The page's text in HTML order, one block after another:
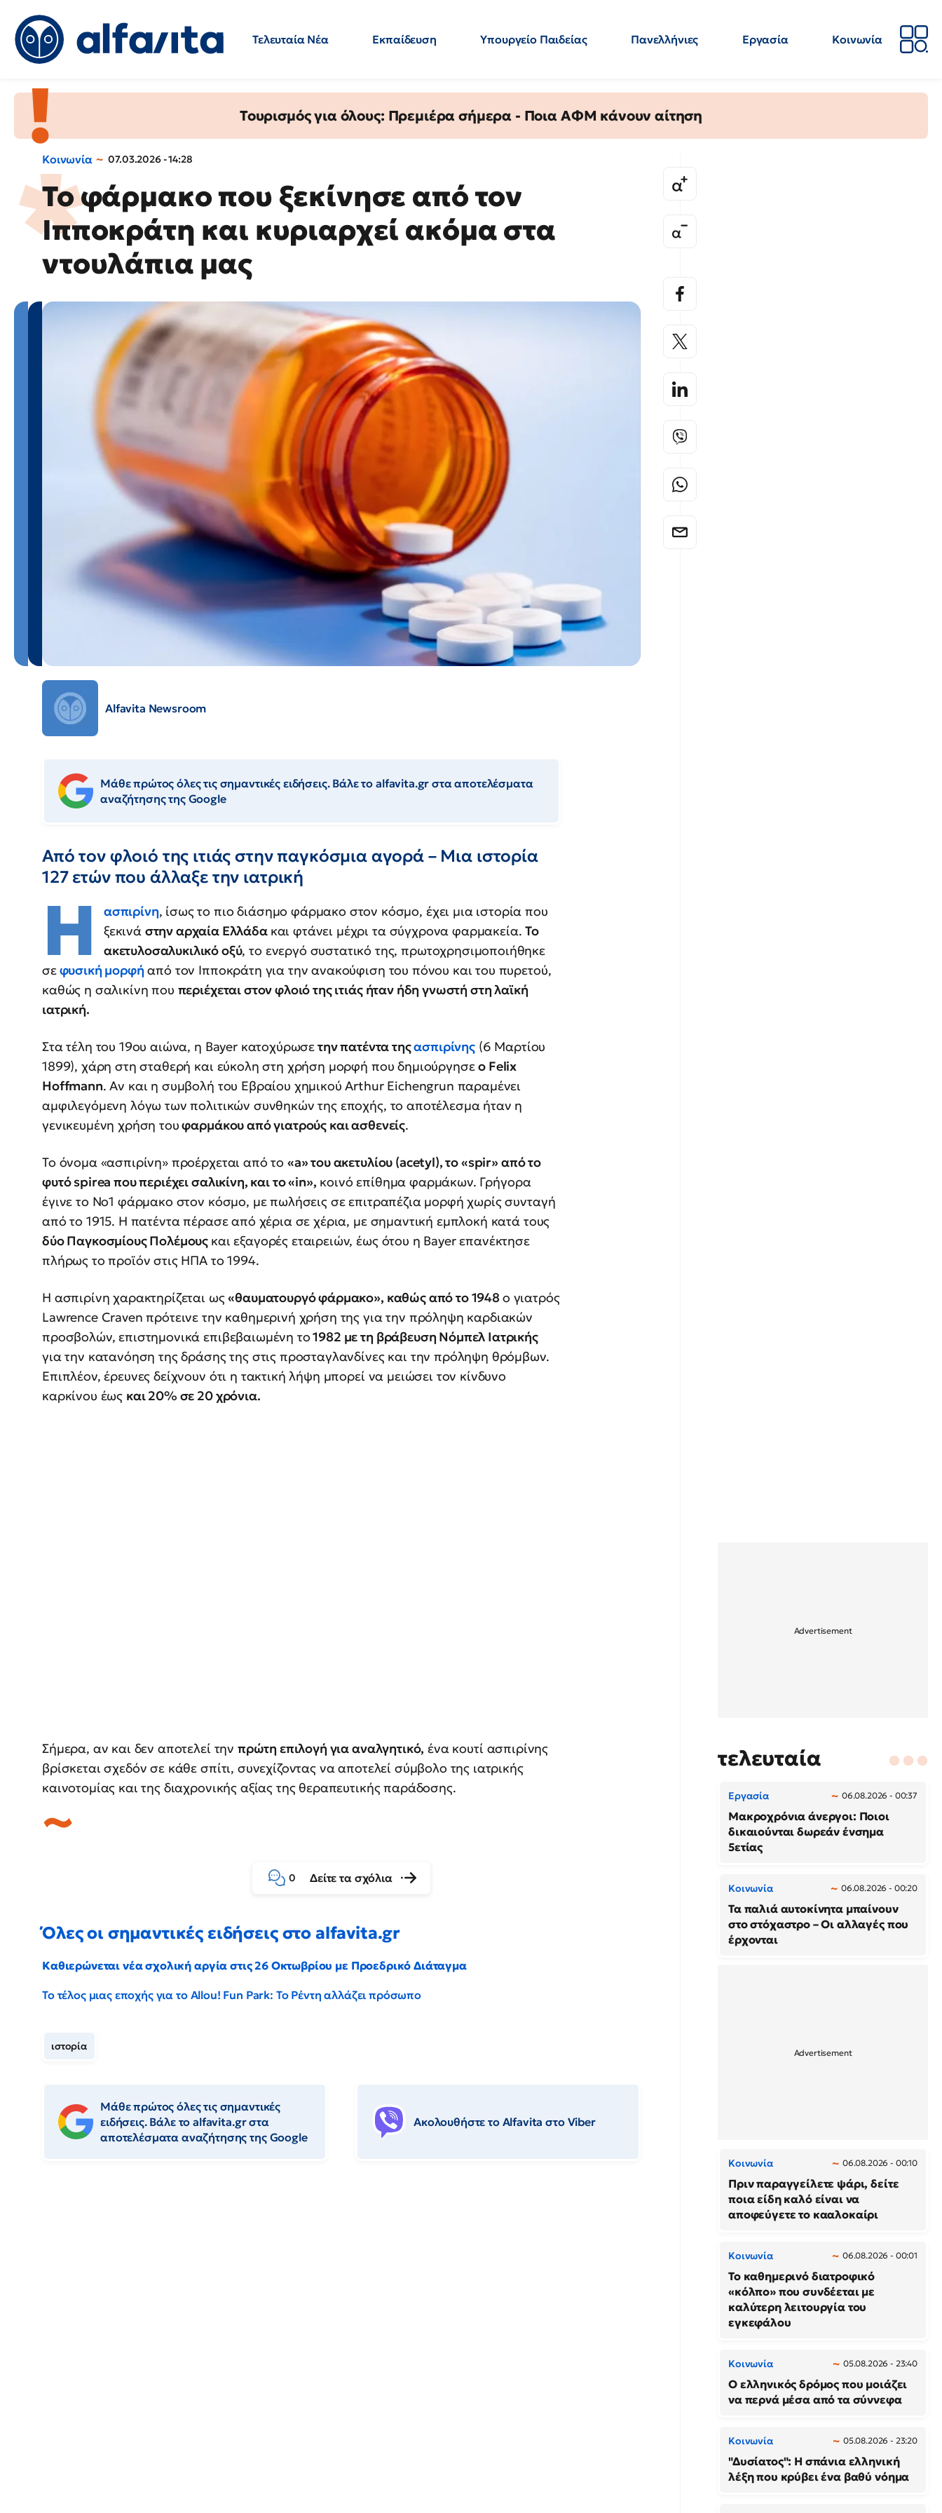
Τελευταία Νέα Εκπαίδευση Υπουργείο Παιδείας Πανελλήνιες Εργασία
Κοινωνία
Τουρισμός για όλους: Πρεμιέρα σήμερα - Ποια ΑΦΜ κάνουν αίτηση
Κοινωνία 07.03.2026 - 14:28
Το φάρμακο που ξεκίνησε από τον
Ιπποκράτη και κυριαρχεί ακόμα στα
ντουλάπια μας
Alfavita Newsroom
Μάθε πρώτος όλες τις σημαντικές ειδήσεις. Βάλε το alfavita.gr στα αποτελέσματα
αναζήτησης της Google
Από τον φλοιό της ιτιάς στην παγκόσμια αγορά – Μια ιστορία
127 ετών που άλλαξε την ιατρική
Η ασπιρίνη, ίσως το πιο διάσημο φάρμακο στον κόσμο, έχει μια ιστορία που
ξεκινά στην αρχαία Ελλάδα και φτάνει μέχρι τα σύγχρονα φαρμακεία.Το
ακετυλοσαλυκιλικό οξύ, το ενεργό συστατικό της, πρωτοχρησιμοποιήθηκε
σεφυσική μορφή από τον Ιπποκράτη για την ανακούφιση του πόνου και του πυρετού,
καθώς η σαλικίνη που περιέχεται στον φλοιό της ιτιάς ήταν ήδη γνωστή στη λαϊκή
ιατρική.
Στα τέλη του 19ου αιώνα, η Bayer κατοχύρωσετην πατέντα τηςασπιρίνης(6 Μαρτίου
1899), χάρη στη σταθερή και εύκολη στη χρήση μορφή που δημιούργησεο Felix
Hoffmann. Αν και η συμβολή του Εβραίου χημικού Arthur Eichengrun παραμένει
αμφιλεγόμενη λόγω των πολιτικών συνθηκών της εποχής, το αποτέλεσμα ήταν η
γενικευμένη χρήση τουφαρμάκου από γιατρούς και ασθενείς.
Το όνομα «ασπιρίνη» προέρχεται από το «a» του ακετυλίου (acetyl), το «spir» από το
φυτό spirea που περιέχει σαλικίνη, και το «in», κοινό επίθημα φαρμάκων. Γρήγορα
έγινε το Νο1 φάρμακο στον κόσμο, με πωλήσεις σε επιτραπέζια μορφή χωρίς συνταγή
από το 1915. Η πατέντα πέρασε από χέρια σε χέρια, με σημαντική εμπλοκή κατά τους
δύο Παγκοσμίους Πολέμους και εξαγορές εταιρειών, έως ότου η Bayer επανέκτησε
πλήρως το προϊόν στις ΗΠΑ το 1994.
Η ασπιρίνη χαρακτηρίζεται ως«θαυματουργό φάρμακο», καθώς από το 1948ο γιατρός
Lawrence Craven πρότεινε την καθημερινή χρήση της για την πρόληψη καρδιακών
προσβολών, επιστημονικά επιβεβαιωμένη το1982 με τη βράβευση Νόμπελ Ιατρικής
για την κατανόηση της δράσης της στις προσταγλανδίνες και την πρόληψη θρόμβων.
Επιπλέον, έρευνες δείχνουν ότι η τακτική λήψη μπορεί να μειώσει τον κίνδυνο
καρκίνου έως και 20% σε 20 χρόνια.
Σήμερα, αν και δεν αποτελεί την πρώτη επιλογή για αναλγητικό, ένα κουτί ασπιρίνης
βρίσκεται σχεδόν σε κάθε σπίτι, συνεχίζοντας να αποτελεί σύμβολο της ιατρικής
καινοτομίας και της διαχρονικής αξίας της θεραπευτικής παράδοσης.
0 Δείτε τα σχόλια
Όλες οι σημαντικές ειδήσεις στο alfavita.gr
Καθιερώνεται νέα σχολική αργία στις 26 Οκτωβρίου με Προεδρικό Διάταγμα
Το τέλος μιας εποχής για το Allou! Fun Park: Το Ρέντη αλλάζει πρόσωπο
ιστορία
Μάθε πρώτος όλες τις σημαντικές
ειδήσεις. Βάλε το alfavita.gr στα
αποτελέσματα αναζήτησης της Google
Ακολουθήστε το Αlfavita στο Viber
τελευταία
Εργασία 06.08.2026 - 00:37
Μακροχρόνια άνεργοι: Ποιοι
δικαιούνται δωρεάν ένσημα
5ετίας
Κοινωνία 06.08.2026 - 00:20
Τα παλιά αυτοκίνητα μπαίνουν
στο στόχαστρο – Οι αλλαγές που
έρχονται
Κοινωνία 06.08.2026 - 00:10
Πριν παραγγείλετε ψάρι, δείτε
ποια είδη καλό είναι να
αποφεύγετε το κααλοκαίρι
Κοινωνία 06.08.2026 - 00:01
Το καθημερινό διατροφικό
«κόλπο» που συνδέεται με
καλύτερη λειτουργία του
εγκεφάλου
Κοινωνία 05.08.2026 - 23:40
Ο ελληνικός δρόμος που μοιάζει
να περνά μέσα από τα σύννεφα
Κοινωνία 05.08.2026 - 23:20
"Δυσίατος": Η σπάνια ελληνική
λέξη που κρύβει ένα βαθύ νόημα